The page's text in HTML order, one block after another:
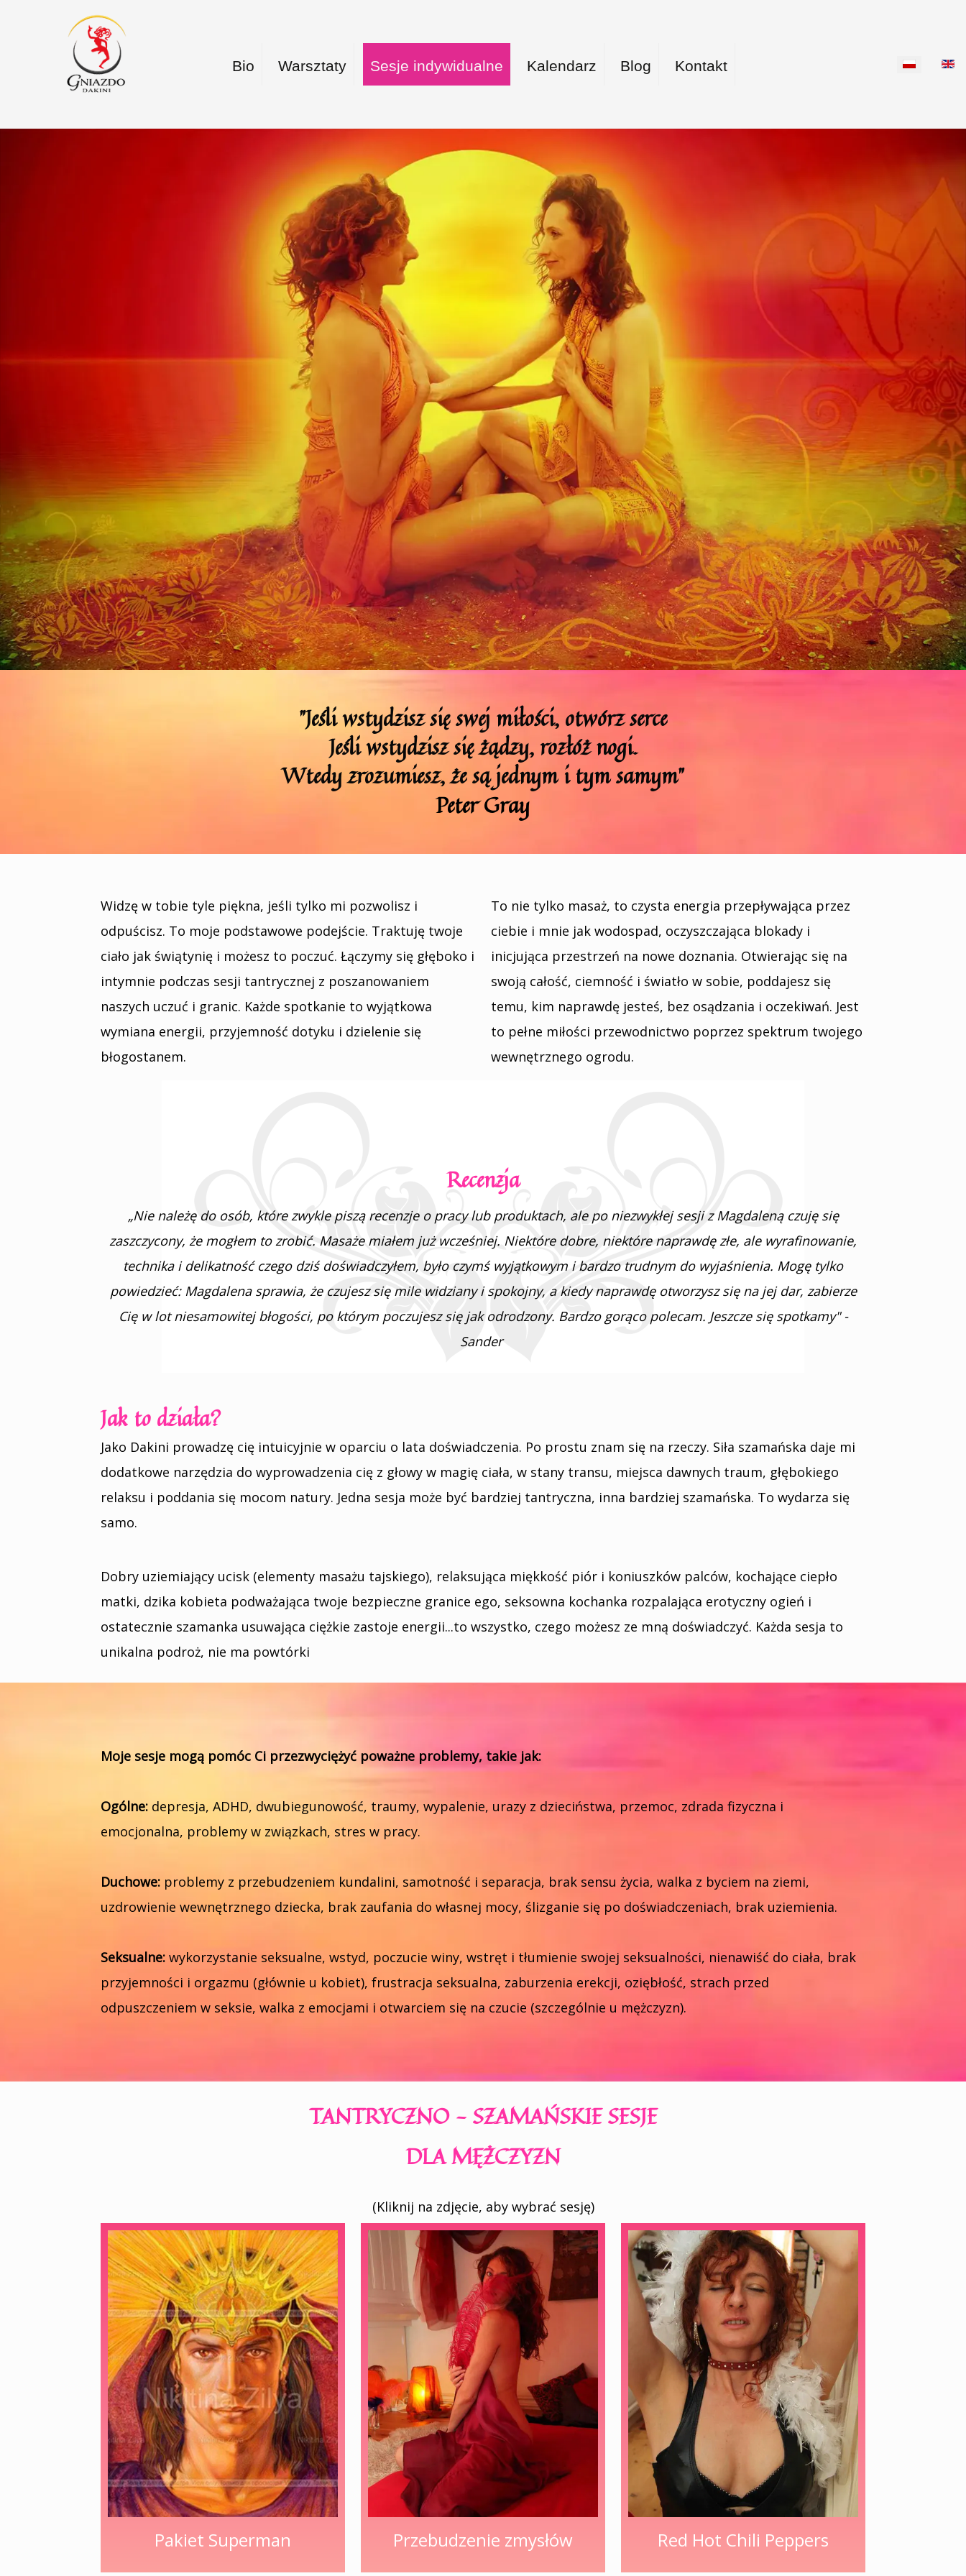
Bio Warsztaty Sesje indywidualne Kalendarz Blog Kontakt
"Jeśli wstydzisz się swej miłości, otwórz serce
Jeśli wstydzisz się żądzy, rozłóż nogi.
Wtedy zrozumiesz, że są jednym i tym samym"
Peter Gray
Widzę w tobie tyle piękna, jeśli tylko mi pozwolisz i
odpuścisz. To moje podstawowe podejście. Traktuję twoje
ciało jak świątynię i możesz to poczuć. Łączymy się głęboko i
intymnie podczas sesji tantrycznej z poszanowaniem
naszych uczuć i granic. Każde spotkanie to wyjątkowa
wymiana energii, przyjemność dotyku i dzielenie się
błogostanem.
To nie tylko masaż, to czysta energia przepływająca przez
ciebie i mnie jak wodospad, oczyszczająca blokady i
inicjująca przestrzeń na nowe doznania. Otwierając się na
swoją całość, ciemność i światło w sobie, poddajesz się
temu, kim naprawdę jesteś, bez osądzania i oczekiwań. Jest
to pełne miłości przewodnictwo poprzez spektrum twojego
wewnętrznego ogrodu.
Recenzja
„Nie należę do osób, które zwykle piszą recenzje o pracy lub produktach, ale po niezwykłej sesji z Magdaleną czuję się
zaszczycony, że mogłem to zrobić. Masaże miałem już wcześniej. Niektóre dobre, niektóre naprawdę złe, ale wyrafinowanie,
technika i delikatność czego dziś doświadczyłem, było czymś wyjątkowym i bardzo trudnym do wyjaśnienia. Mogę tylko
powiedzieć: Magdalena sprawia, że czujesz się mile widziany i spokojny, a kiedy naprawdę otworzysz się na jej dar, zabierze
Cię w lot niesamowitej błogości, po którym poczujesz się jak odrodzony. Bardzo gorąco polecam. Jeszcze się spotkamy" -
Sander
Jak to działa?
Jako Dakini prowadzę cię intuicyjnie w oparciu o lata doświadczenia. Po prostu znam się na rzeczy. Siła szamańska daje mi
dodatkowe narzędzia do wyprowadzenia cię z głowy w magię ciała, w stany transu, miejsca dawnych traum, głębokiego
relaksu i poddania się mocom natury. Jedna sesja może być bardziej tantryczna, inna bardziej szamańska. To wydarza się
samo.
Dobry uziemiający ucisk (elementy masażu tajskiego), relaksująca miękkość piór i koniuszków palców, kochające ciepło
matki, dzika kobieta podważająca twoje bezpieczne granice ego, seksowna kochanka rozpalająca erotyczny ogień i
ostatecznie szamanka usuwająca ciężkie zastoje energii...to wszystko, czego możesz ze mną doświadczyć. Każda sesja to
unikalna podroż, nie ma powtórki
Moje sesje mogą pomóc Ci przezwyciężyć poważne problemy, takie jak:
Ogólne: depresja, ADHD, dwubiegunowość, traumy, wypalenie, urazy z dzieciństwa, przemoc, zdrada fizyczna i
emocjonalna, problemy w związkach, stres w pracy.
Duchowe: problemy z przebudzeniem kundalini, samotność i separacja, brak sensu życia, walka z byciem na ziemi,
uzdrowienie wewnętrznego dziecka, brak zaufania do własnej mocy, ślizganie się po doświadczeniach, brak uziemienia.
Seksualne: wykorzystanie seksualne, wstyd, poczucie winy, wstręt i tłumienie swojej seksualności, nienawiść do ciała, brak
przyjemności i orgazmu (głównie u kobiet), frustracja seksualna, zaburzenia erekcji, oziębłość, strach przed
odpuszczeniem w seksie, walka z emocjami i otwarciem się na czucie (szczególnie u mężczyzn).
TANTRYCZNO - SZAMAŃSKIE SESJE
DLA MĘŻCZYZN
(Kliknij na zdjęcie, aby wybrać sesję)
Pakiet Superman Przebudzenie zmysłów Red Hot Chili Peppers